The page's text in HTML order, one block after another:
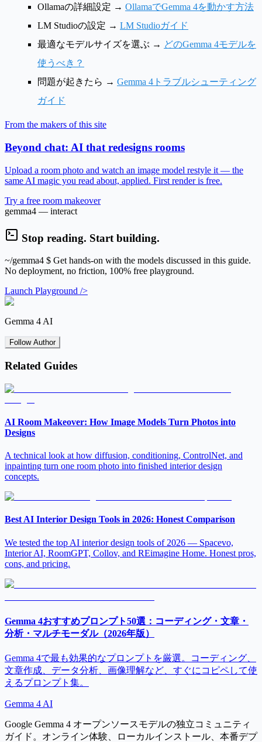
Ollamaの詳細設定 → OllamaでGemma 4を動かす方法
LM Studioの設定 → LM Studioガイド
最適なモデルサイズを選ぶ → どのGemma 4モデルを
使うべき？
問題が起きたら → Gemma 4トラブルシューティング
ガイド
From the makers of this site
Beyond chat: AI that redesigns rooms
Upload a room photo and watch an image model restyle it — the
same AI magic you read about, applied. First render is free.
Try a free room makeover
gemma4 — interact
Stop reading. Start building.
~/gemma4 $ Get hands-on with the models discussed in this guide.
No deployment, no friction, 100% free playground.
Launch Playground />
Gemma 4 AI
Follow Author
Related Guides
AI Room Makeover: How Image Models Turn Photos into
Designs
A technical look at how diffusion, conditioning, ControlNet, and
inpainting turn one room photo into finished interior design
concepts.
Best AI Interior Design Tools in 2026: Honest Comparison
We tested the top AI interior design tools of 2026 — Spacevo,
Interior AI, RoomGPT, Collov, and REimagine Home. Honest pros,
cons, and pricing.
Gemma 4おすすめプロンプト50選：コーディング・文章・
分析・マルチモーダル（2026年版）
Gemma 4で最も効果的なプロンプトを厳選。コーディング、
文章作成、データ分析、画像理解など、すぐにコピペして使
えるプロンプト集。
Gemma 4 AI
Google Gemma 4 オープンソースモデルの独立コミュニティ
ガイド。オンライン体験、ローカルインストール、本番デプ